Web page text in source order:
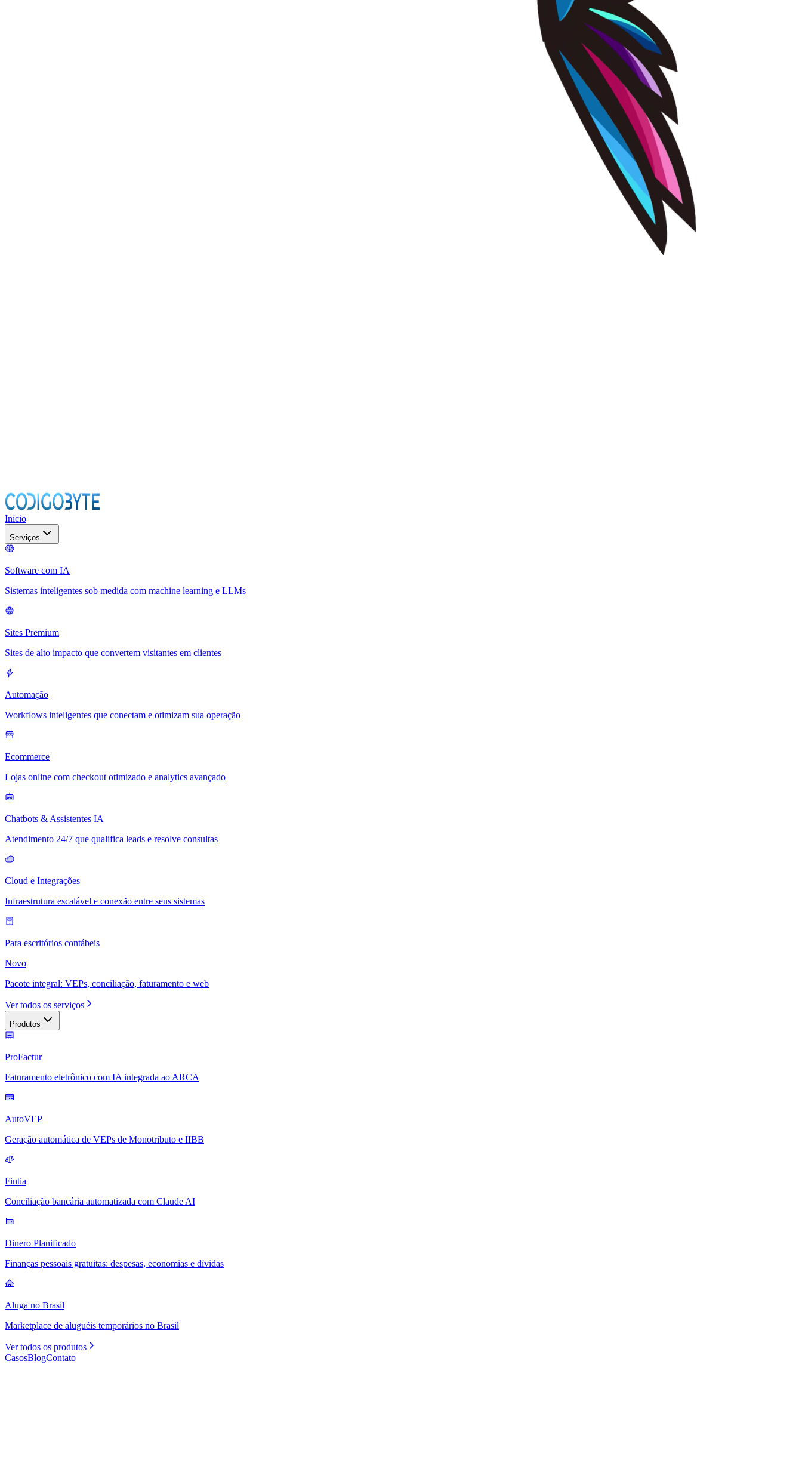
Início
Serviços
Software com IA
Sistemas inteligentes sob medida com machine learning e LLMs
Sites Premium
Sites de alto impacto que convertem visitantes em clientes
Automação
Workflows inteligentes que conectam e otimizam sua operação
Ecommerce
Lojas online com checkout otimizado e analytics avançado
Chatbots & Assistentes IA
Atendimento 24/7 que qualifica leads e resolve consultas
Cloud e Integrações
Infraestrutura escalável e conexão entre seus sistemas
Para escritórios contábeis
Novo
Pacote integral: VEPs, conciliação, faturamento e web
Ver todos os serviços
Produtos
ProFactur
Faturamento eletrônico com IA integrada ao ARCA
AutoVEP
Geração automática de VEPs de Monotributo e IIBB
Fintia
Conciliação bancária automatizada com Claude AI
Dinero Planificado
Finanças pessoais gratuitas: despesas, economias e dívidas
Aluga no Brasil
Marketplace de aluguéis temporários no Brasil
Ver todos os produtos
CasosBlogContato